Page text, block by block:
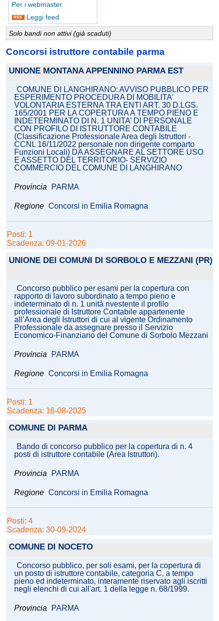
Per i webmaster
Leggi feed
Solo bandi non attivi (già scaduti)
Concorsi istruttore contabile parma
UNIONE MONTANA APPENNINO PARMA EST
COMUNE DI LANGHIRANO: AVVISO PUBBLICO PER
ESPERIMENTO PROCEDURA DI MOBILITA’
VOLONTARIA ESTERNA TRA ENTI ART. 30 D.LGS.
165/2001 PER LA COPERTURA A TEMPO PIENO E
INDETERMINATO DI N. 1 UNITA’ DI PERSONALE
CON PROFILO DI ISTRUTTORE CONTABILE
(Classificazione Professionale Area degli Istruttori -
CCNL 16/11/2022 personale non dirigente comparto
Funzioni Locali) DA ASSEGNARE AL SETTORE USO
E ASSETTO DEL TERRITORIO- SERVIZIO
COMMERCIO DEL COMUNE DI LANGHIRANO
Provincia PARMA
Regione Concorsi in Emilia Romagna
Posti: 1
Scadenza: 09-01-2026
UNIONE DEI COMUNI DI SORBOLO E MEZZANI (PR)
Concorso pubblico per esami per la copertura con
rapporto di lavoro subordinato a tempo pieno e
indeterminato di n. 1 unità rivestente il profilo
professionale di Istruttore Contabile appartenente
all’Area degli Istruttori di cui al vigente Ordinamento
Professionale da assegnare presso il Servizio
Economico-Finanziario del Comune di Sorbolo Mezzani
Provincia PARMA
Regione Concorsi in Emilia Romagna
Posti: 1
Scadenza: 16-08-2025
COMUNE DI PARMA
Bando di concorso pubblico per la copertura di n. 4
posti di istruttore contabile (Area Istruttori).
Provincia PARMA
Regione Concorsi in Emilia Romagna
Posti: 4
Scadenza: 30-09-2024
COMUNE DI NOCETO
Concorso pubblico, per soli esami, per la copertura di
un posto di istruttore contabile, categoria C, a tempo
pieno ed indeterminato, interamente riservato agli iscritti
negli elenchi di cui all'art. 1 della legge n. 68/1999.
Provincia PARMA